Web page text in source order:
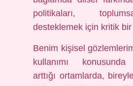
politikaları,
desteklemek için kritik bir
Benim kişisel
kullanımı konusunda
arttığı ortamlarda,